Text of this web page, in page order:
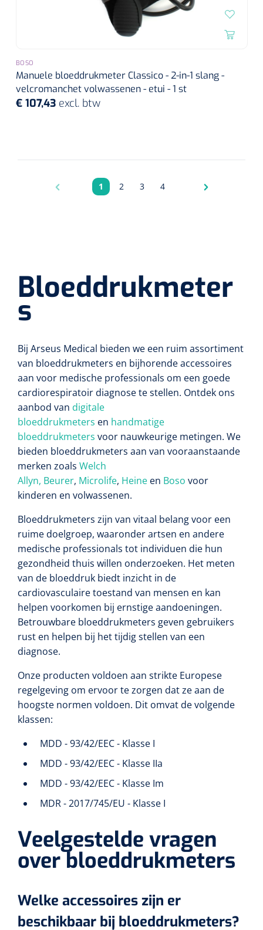
BOSO
Manuele bloeddrukmeter Classico - 2-in-1 slang -
velcromanchet volwassenen - etui - 1 st
€ 107,43 excl. btw
Pagina
1 Pagina
2 Pagina
3 Pagina
4
Bloeddrukmeter
s
Bij Arseus Medical bieden we een ruim assortiment
van bloeddrukmeters en bijhorende accessoires
aan voor medische professionals om een goede
cardiorespiratoir diagnose te stellen. Ontdek ons
aanbod van digitale
bloeddrukmeters en handmatige
bloeddrukmeters voor nauwkeurige metingen. We
bieden bloeddrukmeters aan van vooraanstaande
merken zoals Welch
Allyn, Beurer, Microlife, Heine en Boso voor
kinderen en volwassenen.
Bloeddrukmeters zijn van vitaal belang voor een
ruime doelgroep, waaronder artsen en andere
medische professionals tot individuen die hun
gezondheid thuis willen onderzoeken. Het meten
van de bloeddruk biedt inzicht in de
cardiovasculaire toestand van mensen en kan
helpen voorkomen bij ernstige aandoeningen.
Betrouwbare bloeddrukmeters geven gebruikers
rust en helpen bij het tijdig stellen van een
diagnose.
Onze producten voldoen aan strikte Europese
regelgeving om ervoor te zorgen dat ze aan de
hoogste normen voldoen. Dit omvat de volgende
klassen:
MDD - 93/42/EEC - Klasse I
MDD - 93/42/EEC - Klasse IIa
MDD - 93/42/EEC - Klasse Im
MDR - 2017/745/EU - Klasse I
Veelgestelde vragen
over bloeddrukmeters
Welke accessoires zijn er
beschikbaar bij bloeddrukmeters?